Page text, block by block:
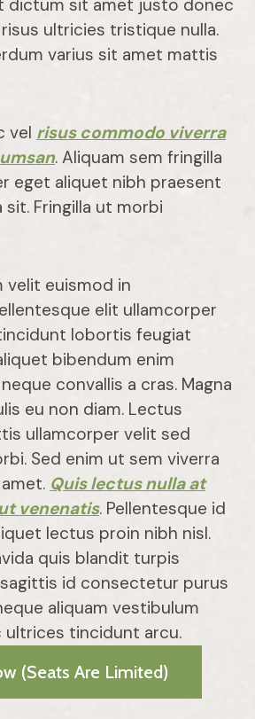
dictum sit amet justo donec
ultricies tristique nulla.
varius sit amet mattis
vel risus commodo viverra
. Aliquam sem fringilla
eget aliquet nibh praesent
Fringilla ut morbi
velit euismod in
elit ullamcorper
lobortis feugiat
bibendum enim
convallis a cras. Magna
eu non diam. Lectus
ullamcorper velit sed
Sed enim ut sem viverra
Quis lectus nulla at
venenatis. Pellentesque id
lectus proin nibh nisl.
quis blandit turpis
id consectetur purus
aliquam vestibulum
ultrices tincidunt arcu.
(Seats Are Limited)